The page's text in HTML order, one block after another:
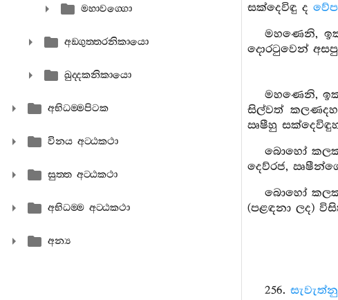
මහාවග‍්ගො
අඞ‍්ගුත‍්තරනිකායො
ඛුද‍්දකනිකායො
අභිධම‍්මපිටක
විනය අට‍්ඨකථා
සුත‍්ත අට‍්ඨකථා
අභිධම‍්ම අට‍්ඨකථා
අන්‍ය
සක්දෙවිඳු ද
මහණෙනි,
දොරටුවෙන්
මහණෙනි,
සිල්වත්
ඍෂීහු
බොහෝ කලක්
දෙව්රජ,
බොහෝ කලක්
(පළඳනා ලද)
256.